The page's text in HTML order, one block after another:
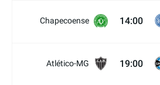
Chapecoense 14:00
Atlético-MG 19:00